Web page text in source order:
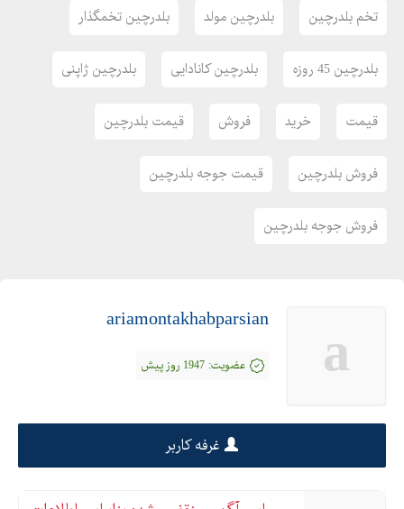
تخم بلدرچین بلدرچین مولد بلدرچین تخمگذار
بلدرچین 45 روزه بلدرچین کانادایی بلدرچین ژاپنی
قیمت خرید فروش قیمت بلدرچین
فروش بلدرچین قیمت جوجه بلدرچین
فروش جوجه بلدرچین
a
ariamontakhabparsian
عضویت: 1947 روز پیش
غرفه کاربر